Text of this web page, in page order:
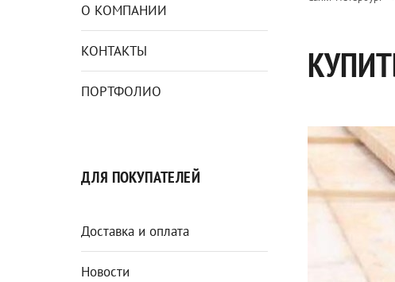
О КОМПАНИИ
КОНТАКТЫ
ПОРТФОЛИО
ДЛЯ ПОКУПАТЕЛЕЙ
Доставка и оплата
Новости